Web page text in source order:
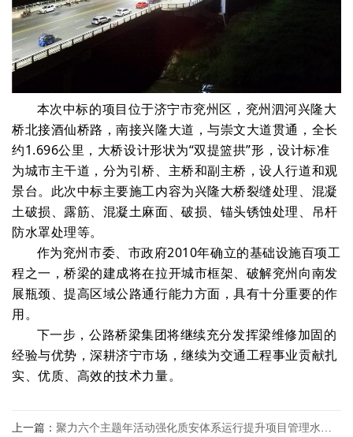
本次中标的项目位于济宁市兖州区，兖州泗河兴隆大
桥北接酒仙桥路，南接兴隆大道，与崇文大道贯通，全长
约1.696公里，大桥设计形状为“双提篮拱”形，设计标准
为城市主干道，分为引桥、主桥和副主桥，设人行道和观
景台。此次中标主要施工内容为兴隆大桥裂缝处理、混凝
土破损、露筋、混凝土麻面、破损、锚头锈蚀处理、吊杆
防水罩处理等。
作为兖州市委、市政府2010年确立的基础设施百项工
程之一，桥梁的建成将在拉开城市框架、破解兖州向南发
展瓶颈、提高区域公路通行能力方面，具有十分重要的作
用。
下一步，公路桥梁集团将继续充分发挥梁维修加固的
经验与优势，深耕济宁市场，继续为交通工程事业贡献扎
实、优质、高效的技术力量。
上一篇： 聚力六个主题年活动强化质安体系运行提升项目管理水平，我们在行动（五）